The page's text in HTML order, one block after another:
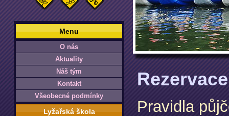
Menu
O nás
Aktuality
Náš tým
Kontakt
Všeobecné podmínky
Lyžařská škola
Rezervace
Pravidla